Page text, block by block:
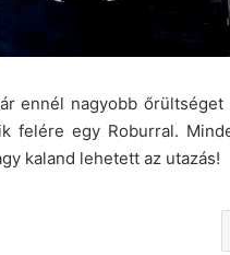
ennél nagyobb
felére egy Roburral.
kaland lehetett az utazás!